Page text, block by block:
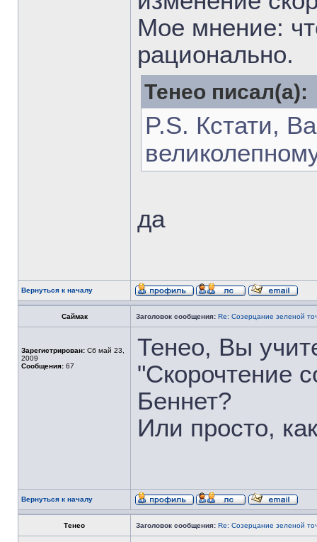
Мое мнение:
рационально.
Тенео писал(а):
P.S. Кстати,
да
Вернуться к началу
Саймак Заголовок сообщения: Re: Созерцание зеленой
Зарегистрирован: Сб май 23,
2009
Сообщения: 67
Тенео, Вы
"Скорочтение
Беннет?
Или просто,
Вернуться к началу
Тенео Заголовок сообщения: Re: Созерцание зеленой